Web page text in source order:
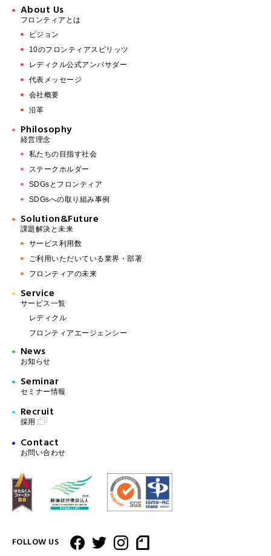
About Us
フロンティアとは
ビジョン
10のフロンティアスピリッツ
レディクル公式アンバサダー
代表メッセージ
会社概要
沿革
Philosophy
経営理念
私たちの目指す社会
ステークホルダー
SDGsとフロンティア
SDGsへの取り組み事例
Solution&Future
課題解決と未来
サービス利用数
ご利用いただいている業界・部署
フロンティアの未来
Service
サービス一覧
レディクル
フロンティアエージェンシー
News
お知らせ
Seminar
セミナー情報
Recruit
採用
Contact
お問い合わせ
FOLLOW US